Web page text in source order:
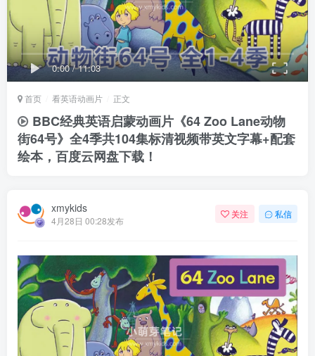
0:00/11:03
首页 看英语动画片 正文
BBC经典英语启蒙动画片《64 Zoo Lane动物
街64号》全4季共104集标清视频带英文字幕+配套
绘本，百度云网盘下载！
xmykids
4月28日 00:28发布
关注 私信